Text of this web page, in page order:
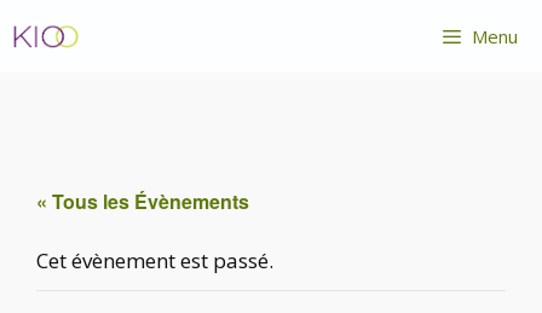
au
Menu
« Tous les Évènements
Cet évènement est passé.